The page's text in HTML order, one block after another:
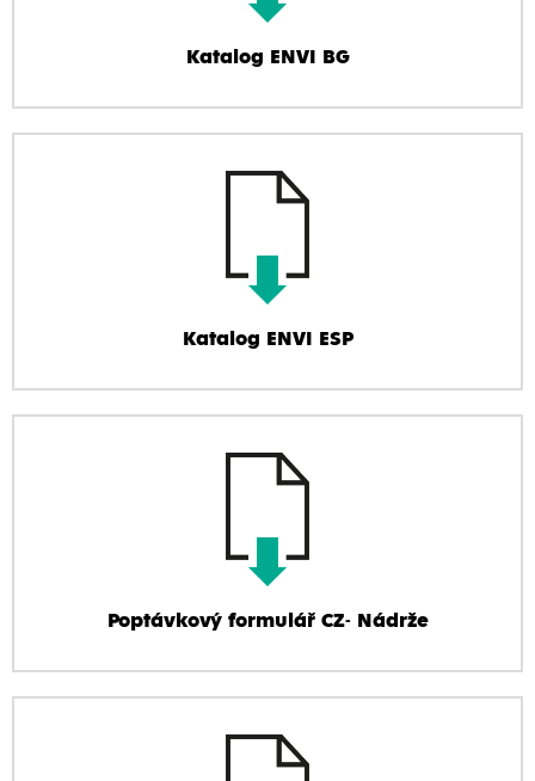
Katalog ENVI BG
Katalog ENVI ESP
Poptávkový formulář CZ- Nádrže